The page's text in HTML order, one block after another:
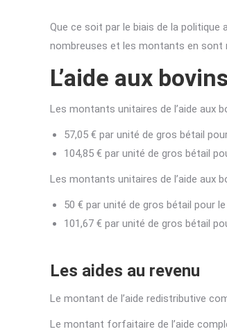
Que ce soit par le biais de la politique
nombreuses et les montants en sont
L’aide aux
Les montants unitaires de l’aide aux
57,05 € par unité de gros bétail
104,85 € par unité de gros bétail
Les montants unitaires de l’aide aux
50 € par unité de gros bétail pour
101,67 € par unité de gros bétail
Les aides au revenu
Le montant de l’aide redistributive
Le montant forfaitaire de l’aide